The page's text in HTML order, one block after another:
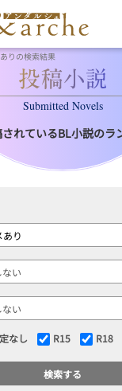
りの検索結果
Submitted Novels
れているBL小説のラ
なし R15 R18